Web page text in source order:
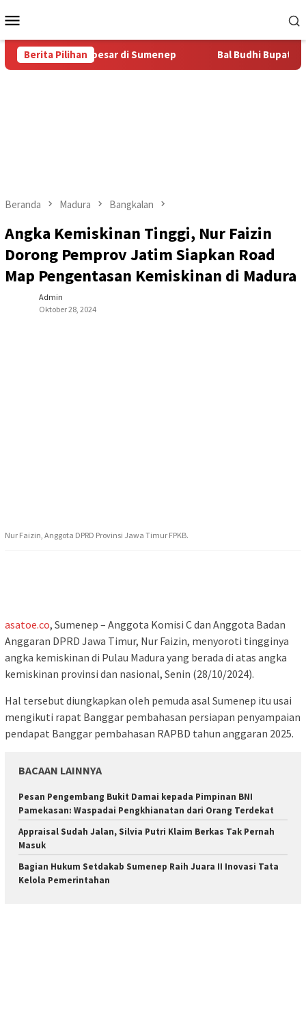
ke
Mobile
Berita Pilihan
Budhi Terbesar di Sumenep Bal Budhi Bupati Cup
Beranda Madura Bangkalan
Angka Kemiskinan Tinggi, Nur Faizin
Dorong Pemprov Jatim Siapkan Road
Map Pengentasan Kemiskinan di Madura
Admin
Oktober 28, 2024
Nur Faizin, Anggota DPRD Provinsi Jawa Timur FPKB.
asatoe.co, Sumenep – Anggota Komisi C dan Anggota Badan
Anggaran DPRD Jawa Timur, Nur Faizin, menyoroti tingginya
angka kemiskinan di Pulau Madura yang berada di atas angka
kemiskinan provinsi dan nasional, Senin (28/10/2024).
Hal tersebut diungkapkan oleh pemuda asal Sumenep itu usai
mengikuti rapat Banggar pembahasan persiapan penyampaian
pendapat Banggar pembahasan RAPBD tahun anggaran 2025.
BACAAN LAINNYA
Pesan Pengembang Bukit Damai kepada Pimpinan BNI
Pamekasan: Waspadai Pengkhianatan dari Orang Terdekat
Appraisal Sudah Jalan, Silvia Putri Klaim Berkas Tak Pernah
Masuk
Bagian Hukum Setdakab Sumenep Raih Juara II Inovasi Tata
Kelola Pemerintahan